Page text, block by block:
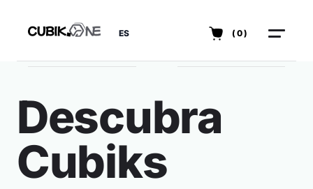
ES (0)
Descubra
Cubiks